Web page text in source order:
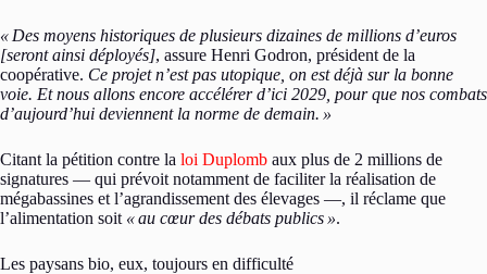
« Des moyens historiques de plusieurs dizaines de millions d’euros
[seront ainsi déployés], assure Henri Godron, président de la
coopérative. Ce projet n’est pas utopique, on est déjà sur la bonne
voie. Et nous allons encore accélérer d’ici 2029, pour que nos combats
d’aujourd’hui deviennent la norme de demain. »
Citant la pétition contre la loi Duplomb aux plus de 2 millions de
signatures — qui prévoit notamment de faciliter la réalisation de
mégabassines et l’agrandissement des élevages —, il réclame que
l’alimentation soit «au cœur des débats publics ».
Les paysans bio, eux, toujours en difficulté